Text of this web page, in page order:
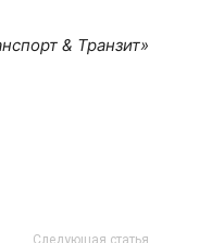
& Транзит»
Следующая статья